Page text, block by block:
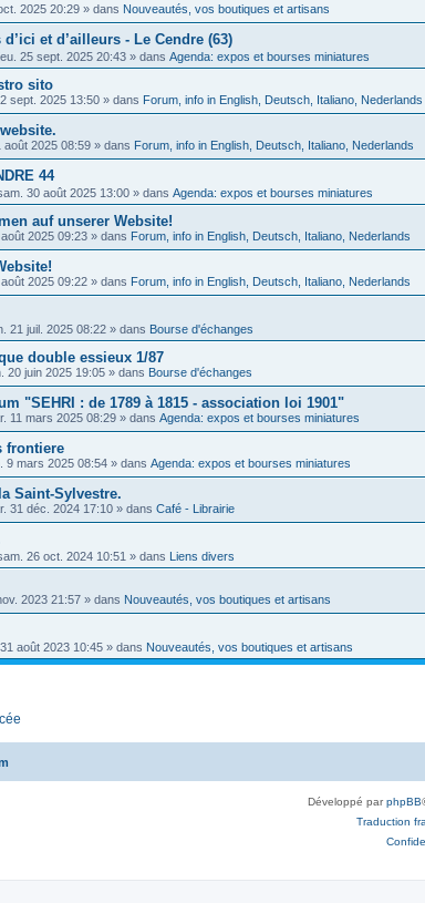
2025 20:29 » dans Nouveautés, vos boutiques et artisans
et d’ailleurs - Le Cendre (63)
25 sept. 2025 20:43 » dans Agenda: expos et bourses miniatures
sito
sept. 2025 13:50 » dans Forum, info in English, Deutsch, Italiano, Nederlands
août 2025 08:59 » dans Forum, info in English, Deutsch, Italiano, Nederlands
44
30 août 2025 13:00 » dans Agenda: expos et bourses miniatures
auf unserer Website!
2025 09:23 » dans Forum, info in English, Deutsch, Italiano, Nederlands
2025 09:22 » dans Forum, info in English, Deutsch, Italiano, Nederlands
21 juil. 2025 08:22 » dans Bourse d'échanges
double essieux 1/87
20 juin 2025 19:05 » dans Bourse d'échanges
"SEHRI : de 1789 à 1815 - association loi 1901"
11 mars 2025 08:29 » dans Agenda: expos et bourses miniatures
frontiere
9 mars 2025 08:54 » dans Agenda: expos et bourses miniatures
Saint-Sylvestre.
31 déc. 2024 17:10 » dans Café - Librairie
26 oct. 2024 10:51 » dans Liens divers
2023 21:57 » dans Nouveautés, vos boutiques et artisans
août 2023 10:45 » dans Nouveautés, vos boutiques et artisans
Développé parphpBB
Traduction